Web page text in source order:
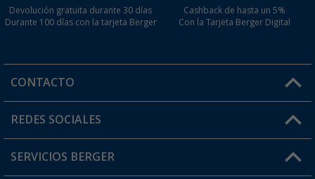
Selfsat Snipe Camping Router
Devolución gratuita durante 30 días
Durante 100 días con la tarjeta Berger
Cashback de hasta un 5%
Con la Tarjeta Berger Digital
CONTACTO
Horario de atención al cliente:
¿Tienes alguna duda?
REDES SOCIALES
SERVICIOS BERGER